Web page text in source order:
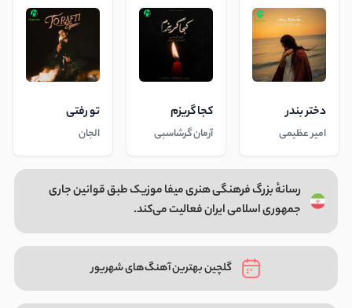
دختر بندر
امیر عظیمی
کجا گریزم
آرمان گرشاسبی
تو رفتی
الجان
رسانهٔ بزرگ فرهنگی هنری میفا موزیک طبق قوانین جاری
جمهوری اسلامی ایران فعالیت می‌کند.
گلچین بهترین آهنگ‌های شهریور